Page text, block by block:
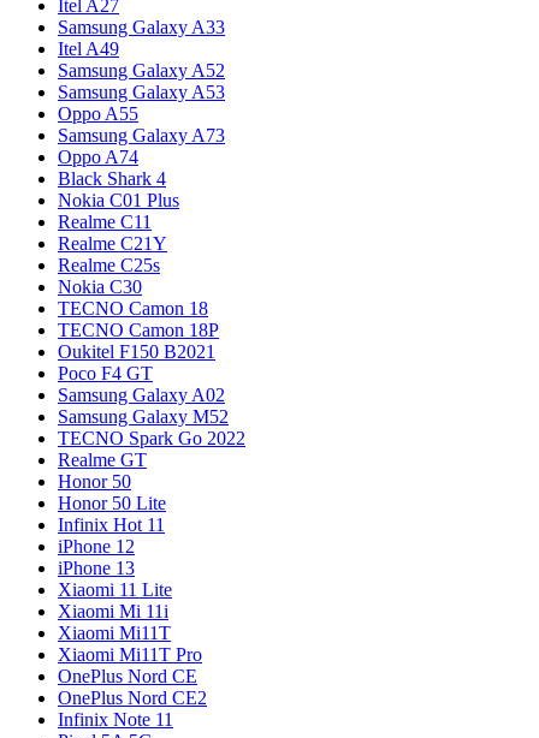
Itel A27
Samsung Galaxy A33
Itel A49
Samsung Galaxy A52
Samsung Galaxy A53
Oppo A55
Samsung Galaxy A73
Oppo A74
Black Shark 4
Nokia C01 Plus
Realme C11
Realme C21Y
Realme C25s
Nokia C30
TECNO Camon 18
TECNO Camon 18P
Oukitel F150 B2021
Poco F4 GT
Samsung Galaxy A02
Samsung Galaxy M52
TECNO Spark Go 2022
Realme GT
Honor 50
Honor 50 Lite
Infinix Hot 11
iPhone 12
iPhone 13
Xiaomi 11 Lite
Xiaomi Mi 11i
Xiaomi Mi11T
Xiaomi Mi11T Pro
OnePlus Nord CE
OnePlus Nord CE2
Infinix Note 11